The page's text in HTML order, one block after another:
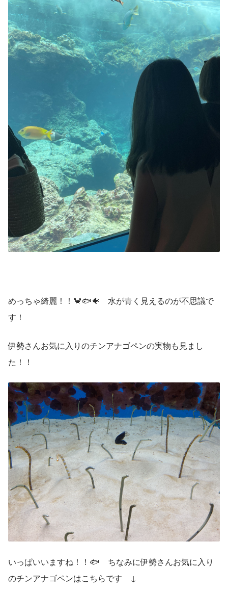
めっちゃ綺麗！！🦀🐟🐠　水が青く見えるのが不思議で
す！
伊勢さんお気に入りのチンアナゴペンの実物も見まし
た！！
いっぱいいますね！！🐟　ちなみに伊勢さんお気に入り
のチンアナゴペンはこちらです　↓